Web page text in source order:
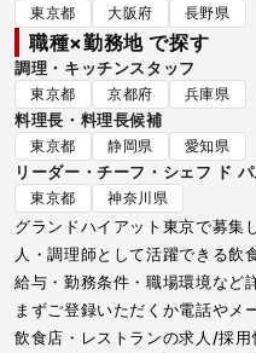
東京都 大阪府 長野県
職種×勤務地 で探す
調理・キッチンスタッフ
東京都 京都府 兵庫県
料理長・料理長候補
東京都 静岡県 愛知県
リーダー・チーフ・シェフ ド
東京都 神奈川県
グランドハイアット東京で募集
人・調理師として活躍できる飲
給与・勤務条件・職場環境など
まずご登録いただくか電話やメ
飲食店・レストランの求人/採